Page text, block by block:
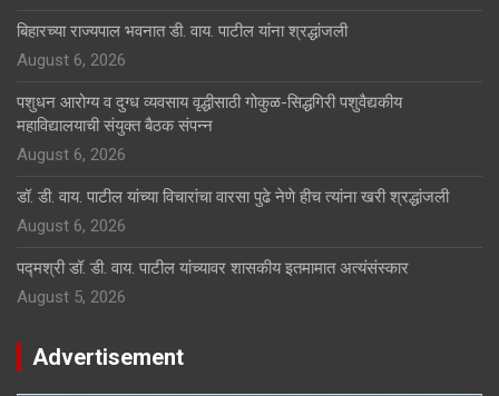
बिहारच्या राज्यपाल भवनात डी. वाय. पाटील यांना श्रद्धांजली
August 6, 2026
पशुधन आरोग्य व दुग्ध व्यवसाय वृद्धीसाठी गोकुळ-सिद्धगिरी पशुवैद्यकीय
महाविद्यालयाची संयुक्त बैठक संपन्न
August 6, 2026
डॉ. डी. वाय. पाटील यांच्या विचारांचा वारसा पुढे नेणे हीच त्यांना खरी श्रद्धांजली
August 6, 2026
पद्मश्री डॉ. डी. वाय. पाटील यांच्यावर शासकीय इतमामात अत्यंसंस्कार
August 5, 2026
Advertisement